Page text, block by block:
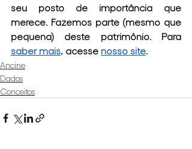
seu posto de importância que
merece. Fazemos parte (mesmo que
saber mais, acesse nosso site.
Ancine
Dados
Conceitos